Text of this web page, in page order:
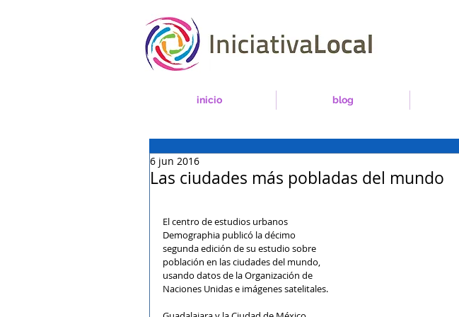
inicio blog
Las ciudades más pobladas del mundo
6 jun 2016
El centro de estudios urbanos
Demographia publicó la décimo
segunda edición de su estudio sobre
población en las ciudades del mundo,
usando datos de la Organización de
Naciones Unidas e imágenes satelitales.